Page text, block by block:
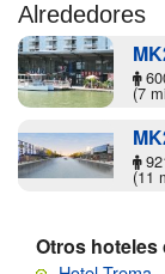
Alrededores
(7
(11
Otros hoteles